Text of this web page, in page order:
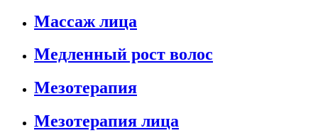
Массаж лица
Медленный рост волос
Мезотерапия
Мезотерапия лица